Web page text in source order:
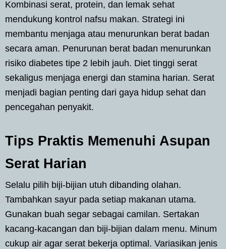
Kombinasi serat, protein, dan lemak sehat
mendukung kontrol nafsu makan. Strategi ini
membantu menjaga atau menurunkan berat badan
secara aman. Penurunan berat badan menurunkan
risiko diabetes tipe 2 lebih jauh. Diet tinggi serat
sekaligus menjaga energi dan stamina harian. Serat
menjadi bagian penting dari gaya hidup sehat dan
pencegahan penyakit.
Tips Praktis Memenuhi Asupan
Serat Harian
Selalu pilih biji-bijian utuh dibanding olahan.
Tambahkan sayur pada setiap makanan utama.
Gunakan buah segar sebagai camilan. Sertakan
kacang-kacangan dan biji-bijian dalam menu. Minum
cukup air agar serat bekerja optimal. Variasikan jenis